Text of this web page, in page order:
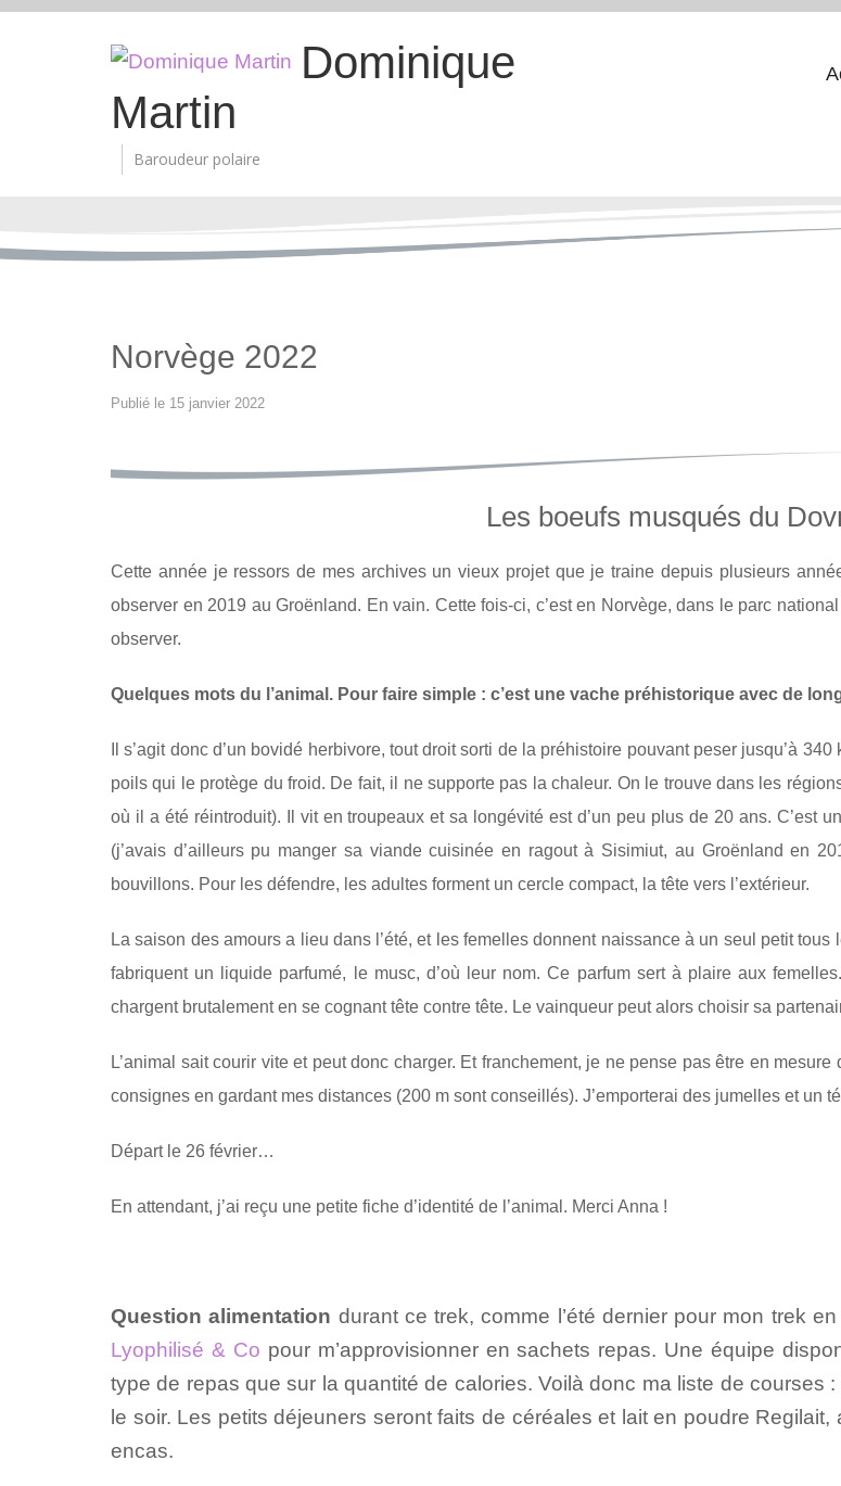
Dominique
Martin
Baroudeur polaire
Norvège 2022
Publié le 15 janvier 202213
Les boeufs musqués du
Cette année je ressors de mes archives un vieux projet que je traine depuis plusieurs
observer en 2019 au Groënland. En vain. Cette fois-ci, c’est en Norvège, dans le parc
observer.
Quelques mots du l’animal. Pour faire simple : c’est une vache préhistorique avec de
Il s’agit donc d’un bovidé herbivore, tout droit sorti de la préhistoire pouvant peser jusqu’à
poils qui le protège du froid. De fait, il ne supporte pas la chaleur. On le trouve dans les
où il a été réintroduit). Il vit en troupeaux et sa longévité est d’un peu plus de 20 ans. C’est
(j’avais d’ailleurs pu manger sa viande cuisinée en ragout à Sisimiut, au Groënland en
bouvillons. Pour les défendre, les adultes forment un cercle compact, la tête vers l’extérieur.
La saison des amours a lieu dans l’été, et les femelles donnent naissance à un seul petit
fabriquent un liquide parfumé, le musc, d’où leur nom. Ce parfum sert à plaire aux
chargent brutalement en se cognant tête contre tête. Le vainqueur peut alors choisir sa
L’animal sait courir vite et peut donc charger. Et franchement, je ne pense pas être en
consignes en gardant mes distances (200 m sont conseillés). J’emporterai des jumelles et un
Départ le 26 février…
En attendant, j’ai reçu une petite fiche d’identité de l’animal. Merci Anna !
Question alimentation durant ce trek, comme l’été dernier pour mon trek
Lyophilisé & Co pour m’approvisionner en sachets repas. Une équipe
type de repas que sur la quantité de calories. Voilà donc ma liste de courses
le soir. Les petits déjeuners seront faits de céréales et lait en poudre
encas.